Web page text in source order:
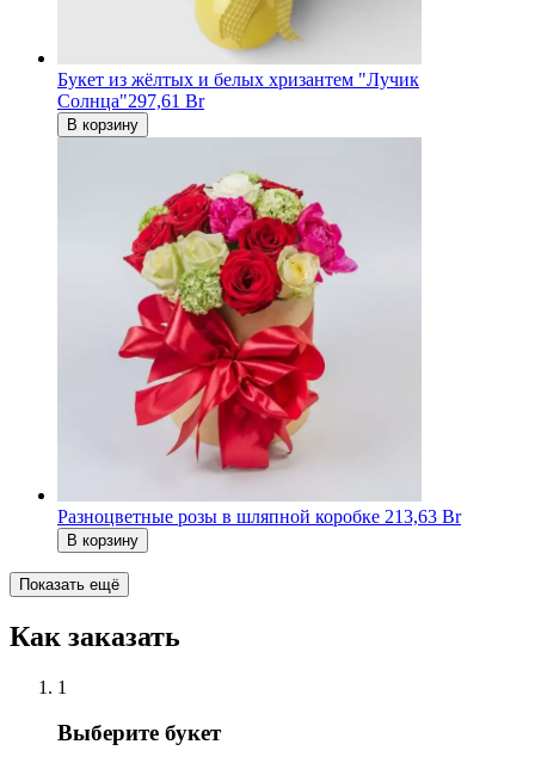
Букет из жёлтых и белых хризантем "Лучик
Солнца"297,61 Br
В корзину
Разноцветные розы в шляпной коробке 213,63 Br
В корзину
Показать ещё
Как заказать
1
Выберите букет